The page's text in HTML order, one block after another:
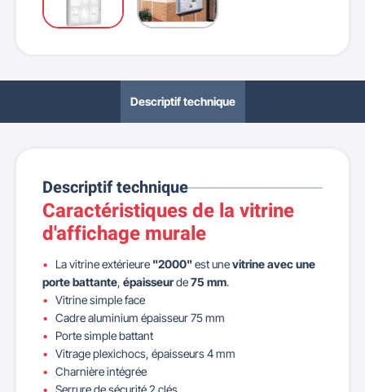
Descriptif technique
Descriptif technique
Caractéristiques de la vitrine
d'affichage murale
La vitrine extérieure "2000"est unevitrine avec une
porte battante, épaisseurde75 mm.
Vitrine simple face
Cadre aluminium épaisseur 75 mm
Porte simple battant
Vitrage plexichocs, épaisseurs 4 mm
Charnière intégrée
Serrure de sécurité 2 clés